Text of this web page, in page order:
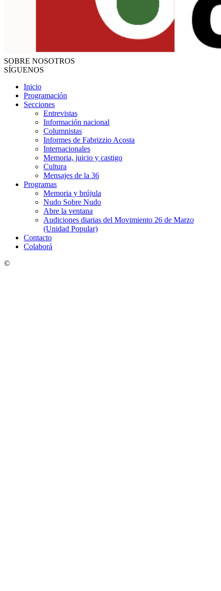
SOBRE NOSOTROS
SÍGUENOS
Inicio
Programación
Secciones
Entrevistas
Información nacional
Columnistas
Informes de Fabrizzio Acosta
Internacionales
Memoria, juicio y castigo
Cultura
Mensajes de la 36
Programas
Memoria y brújula
Nudo Sobre Nudo
Abre la ventana
Audiciones diarias del Movimiento 26 de Marzo
(Unidad Popular)
Contacto
Colaborá
©